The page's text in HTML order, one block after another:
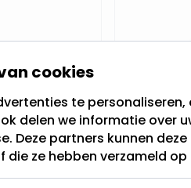
cookies
te
delen we informatie over
Deze partners kunnen
ze hebben verzameld